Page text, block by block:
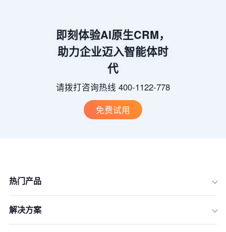
即刻体验AI原生CRM，
助力企业迈入智能体时
代
请拨打咨询热线 400-1122-778
免费试用
热门产品
解决方案